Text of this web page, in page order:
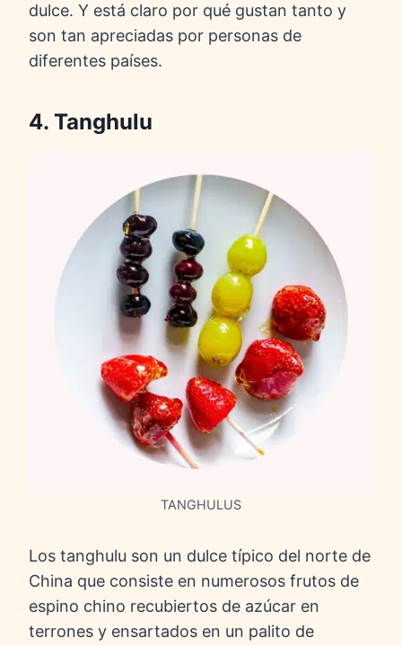
dulce. Y está claro por qué gustan tanto y
son tan apreciadas por personas de
diferentes países.
4. Tanghulu
TANGHULUS
Los tanghulu son un dulce típico del norte de
China que consiste en numerosos frutos de
espino chino recubiertos de azúcar en
terrones y ensartados en un palito de